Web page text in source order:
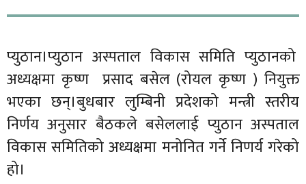
प्युठान।प्युठान अस्पताल विकास समिति प्युठानको
अध्यक्षमा कृष्ण प्रसाद बसेल (रोयल कृष्ण ) नियुक्त
भएका छन्।बुधबार लुम्बिनी प्रदेशको मन्त्री स्तरीय
निर्णय अनुसार बैठकले बसेललाई प्युठान अस्पताल
विकास समितिको अध्यक्षमा मनोनित गर्ने निणर्य गरेको
हो।